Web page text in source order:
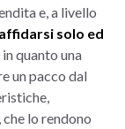
e, a livello
solo ed
in quanto una
un pacco dal
lo rendono